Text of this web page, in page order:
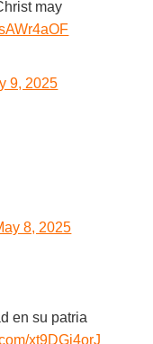
may
9, 2025
8, 2025
en su patria
xt9DGi4orJ